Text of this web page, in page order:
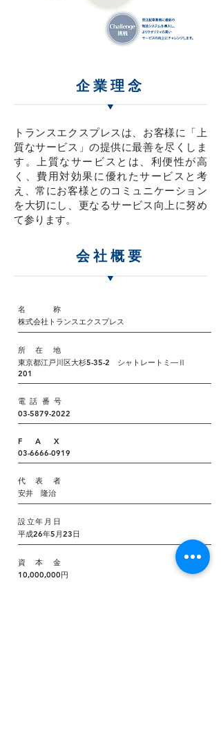
企業理念
トランスエクスプレスは、お客様に「上
質なサービス」の提供に最善を尽くしま
す。上質なサービスとは、利便性が高
く、費用対効果に優れたサービスと考
え、常にお客様とのコミュニケーション
を大切にし、更なるサービス向上に努め
て参ります。
会社概要
​株式会社トランスエクスプレス
​名 称
東京都江戸川区大杉5-35-2 シャトレートミ―Ⅱ
201
​所 在 地
​03-5879-2022
​電 話 番 号
03-6666-0919
​F A X
​安井 隆治
​代 表 者
​平成26年5月23日
​設立年月日
10,000,000円
​資 本 金